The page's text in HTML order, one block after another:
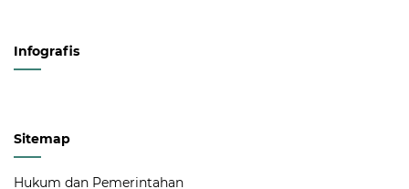
Infografis
Sitemap
Hukum dan Pemerintahan